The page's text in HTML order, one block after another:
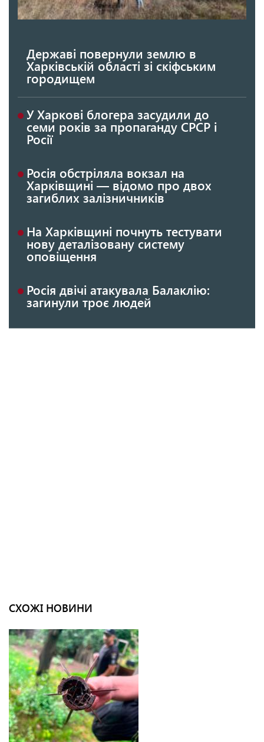
Державі повернули землю в
Харківській області зі скіфським
городищем
У Харкові блогера засудили до
семи років за пропаганду СРСР і
Росії
Росія обстріляла вокзал на
Харківщині — відомо про двох
загиблих залізничників
На Харківщині почнуть тестувати
нову деталізовану систему
оповіщення
Росія двічі атакувала Балаклію:
загинули троє людей
СХОЖІ НОВИНИ